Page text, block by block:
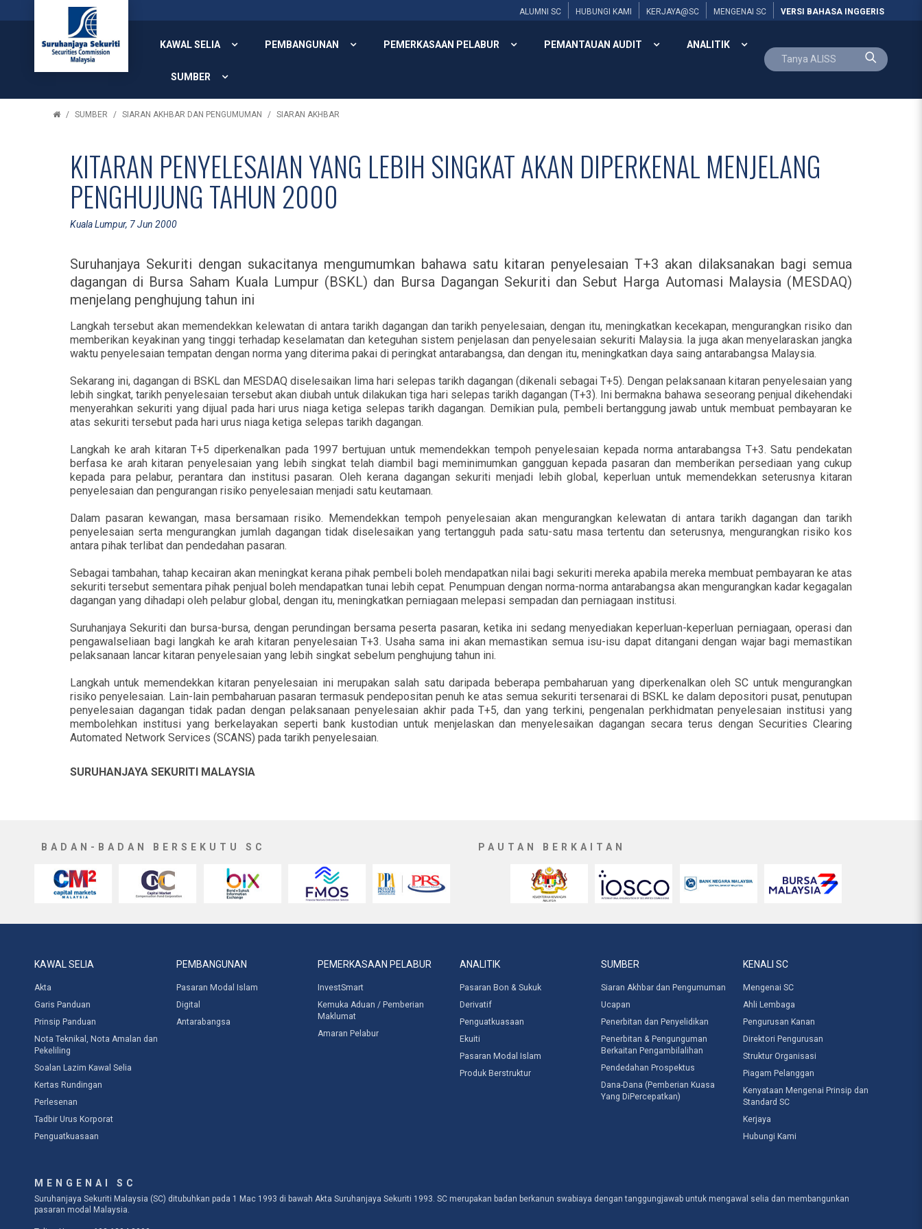
ALUMNI SC HUBUNGI KAMI KERJAYA@SC MENGENAI SC VERSI BAHASA INGGERIS
KAWAL SELIA PEMBANGUNAN PEMERKASAAN PELABUR PEMANTAUAN AUDIT ANALITIK
SUMBER
SUMBER SIARAN AKHBAR DAN PENGUMUMAN SIARAN AKHBAR
KITARAN PENYELESAIAN YANG LEBIH SINGKAT AKAN DIPERKENAL MENJELANG
PENGHUJUNG TAHUN 2000
Kuala Lumpur, 7 Jun 2000
Suruhanjaya Sekuriti dengan sukacitanya mengumumkan bahawa satu kitaran penyelesaian T+3 akan dilaksanakan bagi semua
dagangan di Bursa Saham Kuala Lumpur (BSKL) dan Bursa Dagangan Sekuriti dan Sebut Harga Automasi Malaysia (MESDAQ)
menjelang penghujung tahun ini
Langkah tersebut akan memendekkan kelewatan di antara tarikh dagangan dan tarikh penyelesaian, dengan itu, meningkatkan kecekapan, mengurangkan risiko dan
memberikan keyakinan yang tinggi terhadap keselamatan dan keteguhan sistem penjelasan dan penyelesaian sekuriti Malaysia. Ia juga akan menyelaraskan jangka
waktu penyelesaian tempatan dengan norma yang diterima pakai di peringkat antarabangsa, dan dengan itu, meningkatkan daya saing antarabangsa Malaysia.
Sekarang ini, dagangan di BSKL dan MESDAQ diselesaikan lima hari selepas tarikh dagangan (dikenali sebagai T+5). Dengan pelaksanaan kitaran penyelesaian yang
lebih singkat, tarikh penyelesaian tersebut akan diubah untuk dilakukan tiga hari selepas tarikh dagangan (T+3). Ini bermakna bahawa seseorang penjual dikehendaki
menyerahkan sekuriti yang dijual pada hari urus niaga ketiga selepas tarikh dagangan. Demikian pula, pembeli bertanggung jawab untuk membuat pembayaran ke
atas sekuriti tersebut pada hari urus niaga ketiga selepas tarikh dagangan.
Langkah ke arah kitaran T+5 diperkenalkan pada 1997 bertujuan untuk memendekkan tempoh penyelesaian kepada norma antarabangsa T+3. Satu pendekatan
berfasa ke arah kitaran penyelesaian yang lebih singkat telah diambil bagi meminimumkan gangguan kepada pasaran dan memberikan persediaan yang cukup
kepada para pelabur, perantara dan institusi pasaran. Oleh kerana dagangan sekuriti menjadi lebih global, keperluan untuk memendekkan seterusnya kitaran
penyelesaian dan pengurangan risiko penyelesaian menjadi satu keutamaan.
Dalam pasaran kewangan, masa bersamaan risiko. Memendekkan tempoh penyelesaian akan mengurangkan kelewatan di antara tarikh dagangan dan tarikh
penyelesaian serta mengurangkan jumlah dagangan tidak diselesaikan yang tertangguh pada satu-satu masa tertentu dan seterusnya, mengurangkan risiko kos
antara pihak terlibat dan pendedahan pasaran.
Sebagai tambahan, tahap kecairan akan meningkat kerana pihak pembeli boleh mendapatkan nilai bagi sekuriti mereka apabila mereka membuat pembayaran ke atas
sekuriti tersebut sementara pihak penjual boleh mendapatkan tunai lebih cepat. Penumpuan dengan norma-norma antarabangsa akan mengurangkan kadar kegagalan
dagangan yang dihadapi oleh pelabur global, dengan itu, meningkatkan perniagaan melepasi sempadan dan perniagaan institusi.
Suruhanjaya Sekuriti dan bursa-bursa, dengan perundingan bersama peserta pasaran, ketika ini sedang menyediakan keperluan-keperluan perniagaan, operasi dan
pengawalseliaan bagi langkah ke arah kitaran penyelesaian T+3. Usaha sama ini akan memastikan semua isu-isu dapat ditangani dengan wajar bagi memastikan
pelaksanaan lancar kitaran penyelesaian yang lebih singkat sebelum penghujung tahun ini.
Langkah untuk memendekkan kitaran penyelesaian ini merupakan salah satu daripada beberapa pembaharuan yang diperkenalkan oleh SC untuk mengurangkan
risiko penyelesaian. Lain-lain pembaharuan pasaran termasuk pendepositan penuh ke atas semua sekuriti tersenarai di BSKL ke dalam depositori pusat, penutupan
penyelesaian dagangan tidak padan dengan pelaksanaan penyelesaian akhir pada T+5, dan yang terkini, pengenalan perkhidmatan penyelesaian institusi yang
membolehkan institusi yang berkelayakan seperti bank kustodian untuk menjelaskan dan menyelesaikan dagangan secara terus dengan Securities Clearing
Automated Network Services (SCANS) pada tarikh penyelesaian.
SURUHANJAYA SEKURITI MALAYSIA
BADAN-BADAN BERSEKUTU SC PAUTAN BERKAITAN
KAWAL SELIA
Akta
Garis Panduan
Prinsip Panduan
Nota Teknikal, Nota Amalan dan
Pekeliling
Soalan Lazim Kawal Selia
Kertas Rundingan
Perlesenan
Tadbir Urus Korporat
Penguatkuasaan
PEMBANGUNAN
Pasaran Modal Islam
Digital
Antarabangsa
PEMERKASAAN PELABUR
InvestSmart
Kemuka Aduan / Pemberian
Maklumat
Amaran Pelabur
ANALITIK
Pasaran Bon & Sukuk
Derivatif
Penguatkuasaan
Ekuiti
Pasaran Modal Islam
Produk Berstruktur
SUMBER
Siaran Akhbar dan Pengumuman
Ucapan
Penerbitan dan Penyelidikan
Penerbitan & Pengunguman
Berkaitan Pengambilalihan
Pendedahan Prospektus
Dana-Dana (Pemberian Kuasa
Yang DiPercepatkan)
KENALI SC
Mengenai SC
Ahli Lembaga
Pengurusan Kanan
Direktori Pengurusan
Struktur Organisasi
Piagam Pelanggan
Kenyataan Mengenai Prinsip dan
Standard SC
Kerjaya
Hubungi Kami
MENGENAI SC
Suruhanjaya Sekuriti Malaysia (SC) ditubuhkan pada 1 Mac 1993 di bawah Akta Suruhanjaya Sekuriti 1993. SC merupakan badan berkanun swabiaya dengan tanggungjawab untuk mengawal selia dan membangunkan
pasaran modal Malaysia.